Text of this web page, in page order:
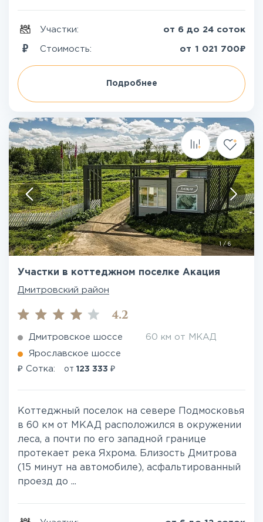
Участки: от 6 до 24 соток
Стоимость: от 1 021 700₽
Подробнее
1 /6
Участки в коттеджном поселке Акация
Дмитровский район
4.2
Дмитровское шоссе 60 км от МКАД
Ярославское шоссе
₽ Сотка: от 123 333 ₽
Коттеджный поселок на севере Подмосковья
в 60 км от МКАД расположился в окружении
леса, а почти по его западной границе
протекает река Яхрома. Близость Дмитрова
(15 минут на автомобиле), асфальтированный
проезд до ...